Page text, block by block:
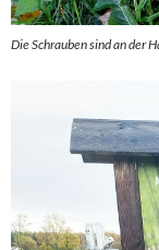
Die Schrauben sind an der